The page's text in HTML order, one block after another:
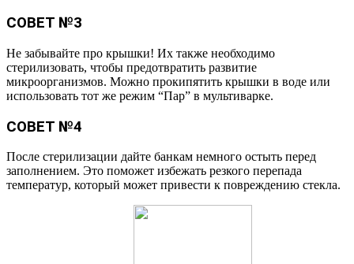
СОВЕТ №3
Не забывайте про крышки! Их также необходимо
стерилизовать, чтобы предотвратить развитие
микроорганизмов. Можно прокипятить крышки в воде или
использовать тот же режим “Пар” в мультиварке.
СОВЕТ №4
После стерилизации дайте банкам немного остыть перед
заполнением. Это поможет избежать резкого перепада
температур, который может привести к повреждению стекла.